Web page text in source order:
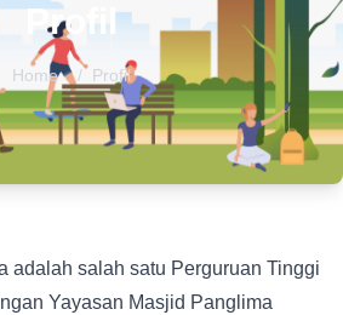
Profil
Home / Profil
adalah salah satu Perguruan Tinggi
Yayasan Masjid Panglima